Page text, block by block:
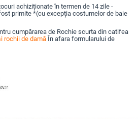
achiziționate în termen de 14 zile -
primite *(cu excepția costumelor de baie
cumpărarea de Rochie scurta din catifea
rochii de damă În afara formularului de